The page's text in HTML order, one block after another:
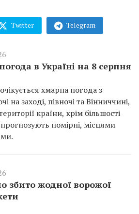
Twitter Telegram
в Україні на 8 серпня
хмарна погода з
на заході, півночі та Вінниччині,
країни, крім більшості
помірні, місцями
збито жодної ворожої